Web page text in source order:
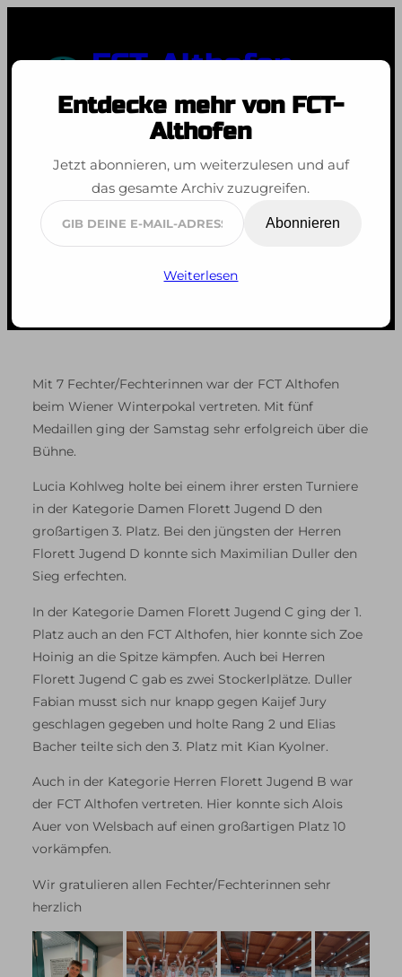
springen
FCT-Althofen
Spaß an der Bewegung
Wiener Winterpokal
2023; 25. Februar
2023
Mit 7 Fechter/Fechterinnen war der FCT Althofen
beim Wiener Winterpokal vertreten. Mit fünf
Medaillen ging der Samstag sehr erfolgreich über die
Bühne.
Lucia Kohlweg holte bei einem ihrer ersten Turniere
in der Kategorie Damen Florett Jugend D den
großartigen 3. Platz. Bei den jüngsten der Herren
Florett Jugend D konnte sich Maximilian Duller den
Sieg erfechten.
In der Kategorie Damen Florett Jugend C ging der 1.
Platz auch an den FCT Althofen, hier konnte sich Zoe
Hoinig an die Spitze kämpfen. Auch bei Herren
Florett Jugend C gab es zwei Stockerlplätze. Duller
Fabian musst sich nur knapp gegen Kaijef Jury
geschlagen gegeben und holte Rang 2 und Elias
Bacher teilte sich den 3. Platz mit Kian Kyolner.
Auch in der Kategorie Herren Florett Jugend B war
der FCT Althofen vertreten. Hier konnte sich Alois
Auer von Welsbach auf einen großartigen Platz 10
vorkämpfen.
Wir gratulieren allen Fechter/Fechterinnen sehr
herzlich
Entdecke mehr von FCT-
Althofen
Jetzt abonnieren, um weiterzulesen und auf
das gesamte Archiv zuzugreifen.
Gib
deine
Abonnieren
Weiterlesen